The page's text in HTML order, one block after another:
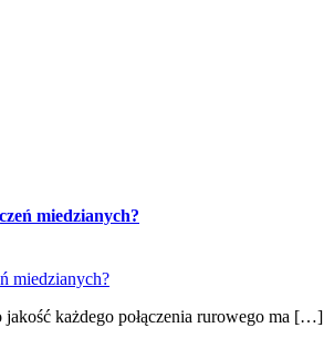
miedzianych?
każdego połączenia rurowego ma […]